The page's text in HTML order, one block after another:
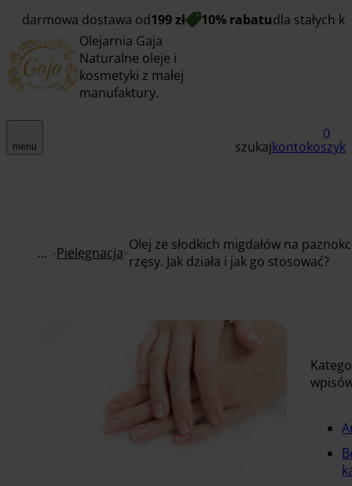
darmowa dostawa od199 zł 10% rabatudla stałych
Olejarnia Gaja
Naturalne oleje i
kosmetyki z małej
manufaktury.
menu szukajkonto
0
koszyk
... Pielęgnacja Olej ze słodkich migdałów na
rzęsy. Jak działa i jak go stosować?